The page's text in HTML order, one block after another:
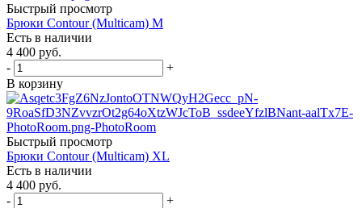
Быстрый просмотр
Брюки Contour (Multicam) M
Есть в наличии
4 400 руб.
-
+
В корзину
Быстрый просмотр
Брюки Contour (Multicam) XL
Есть в наличии
4 400 руб.
-
+